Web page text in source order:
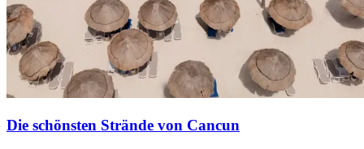
Die schönsten Strände von Cancun